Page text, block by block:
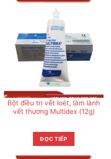
Bột điều trị vết loét, làm lành
vết thương Multidex (12g)
ĐỌC TIẾP